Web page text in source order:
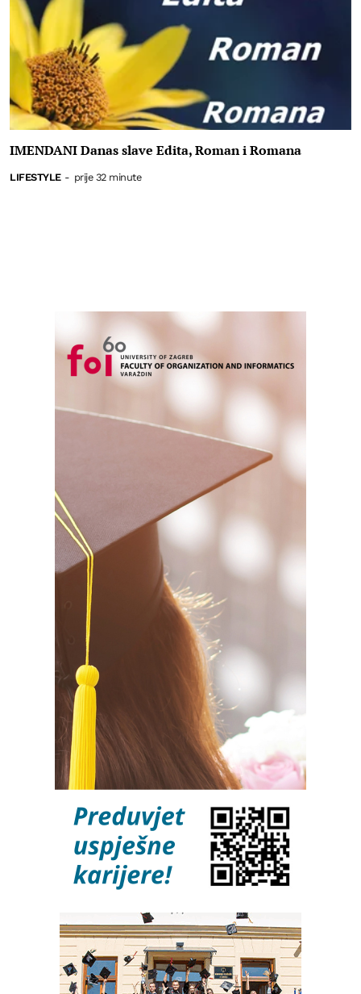
IMENDANI Danas slave Edita, Roman i Romana
LIFESTYLE - prije 32 minute